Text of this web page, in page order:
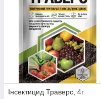
Інсектицид Траверс, 4г